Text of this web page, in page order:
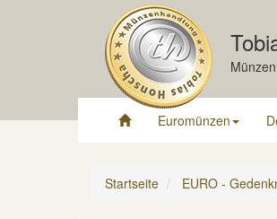
Euromünzen
Startseite EURO -